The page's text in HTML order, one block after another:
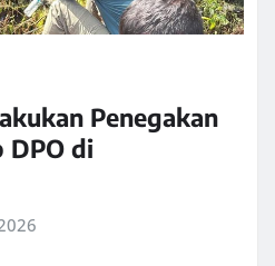
Penegakan
DPO di